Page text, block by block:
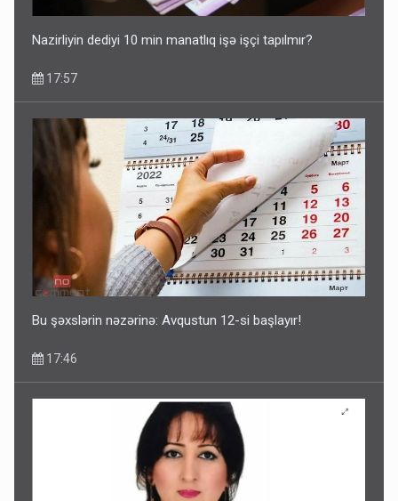
Corab satdığı deyilən qazi ilə bağlı - Daha bir açıqlama
11:40
Nazirliyin dediyi 10 min manatlıq işə işçi tapılmır?
17:57
Bu şəxslərin nəzərinə: Avqustun 12-si başlayır!
17:46